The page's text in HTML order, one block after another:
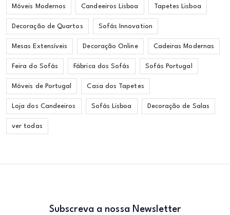
Móveis Modernos Candeeiros Lisboa Tapetes Lisboa
Decoração de Quartos Sofás Innovation
Mesas Extensíveis Decoração Online Cadeiras Modernas
Feira do Sofás Fábrica dos Sofás Sofás Portugal
Móveis de Portugal Casa dos Tapetes
Loja dos Candeeiros Sofás Lisboa Decoração de Salas
ver todas
Subscreva a nossa Newsletter